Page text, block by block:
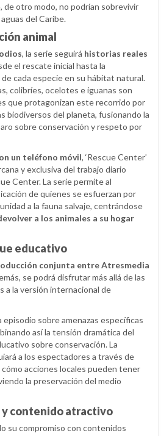
de otro modo, no podrían sobrevivir
del Caribe.
animal
, la serie seguirá historias reales
el rescate inicial hasta la
cada especie en su hábitat natural.
colibríes, ocelotes e iguanas son
que protagonizan este recorrido por
biodiversos del planeta, fusionando la
sobre conservación y respeto por
un teléfono móvil, ‘Rescue Center’
y exclusiva del trabajo diario
Center. La serie permite al
de quienes se esfuerzan por
a la fauna salvaje, centrándose
a los animales a su hogar
educativo
conjunta entre Atresmedia
se podrá disfrutar más allá de las
a la versión internacional de
episodio sobre amenazas específicas
así la tensión dramática del
sobre conservación. La
a los espectadores a través de
acciones locales pueden tener
la preservación del medio
y contenido atractivo
su compromiso con contenidos